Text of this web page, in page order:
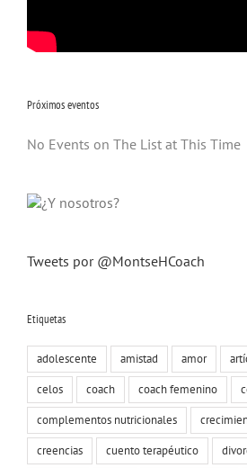
Próximos eventos
No Events on The List at This Time
Tweets por @MontseHCoach
Etiquetas
adolescente amistad amor
celos
coach coach femenino
complementos nutricionales
creencias
cuento terapéutico